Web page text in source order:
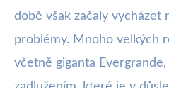
době však začaly vycházet
problémy. Mnoho velkých
včetně giganta